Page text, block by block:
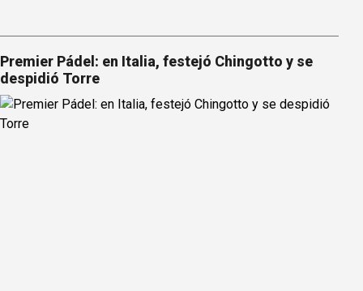
Premier Pádel: en Italia, festejó Chingotto y se
despidió Torre